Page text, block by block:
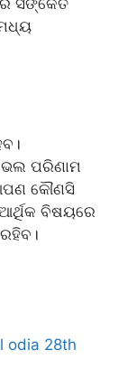
ସଙ୍କେତ
ପରିଣାମ
କୌଣସି
ବିଷୟରେ
odia 28th